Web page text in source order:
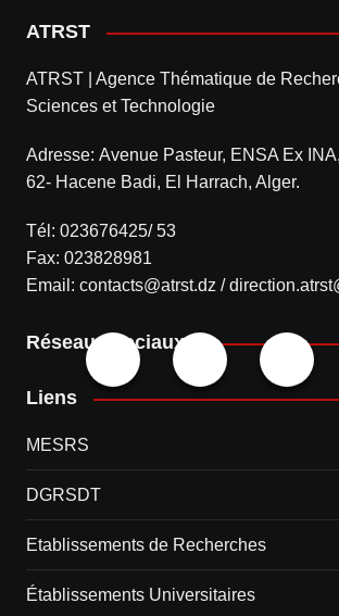
ATRST
ATRST | Agence Thématique de
Sciences et Technologie
Adresse: Avenue Pasteur, ENSA Ex
62- Hacene Badi, El Harrach, Alger.
Tél: 023676425/ 53
Fax: 023828981
Email: contacts@atrst.dz /
Réseaux sociaux
Liens
MESRS
DGRSDT
Etablissements de Recherches
Établissements Universitaires